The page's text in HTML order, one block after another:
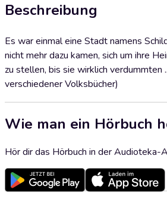
Beschreibung
Es war einmal eine Stadt namens
nicht mehr dazu kamen, sich um ihre
zu stellen, bis sie wirklich verdummten
verschiedener Volksbücher)
Wie man ein Hörbuch
Hör dir das Hörbuch in der Audioteka-